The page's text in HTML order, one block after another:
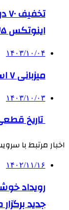
اینوتکس ۲۰۲۵
۱۴۰۳/۱۰/۰۴
میزبانی ۷ استان برای رقابت‌های اینوتکس پیچ
۱۴۰۳/۱۰/۰۳
تاریخ قطعی
اخبار مرتبط با
۱۴۰۲/۱۱/۱۶
رویداد
جدید